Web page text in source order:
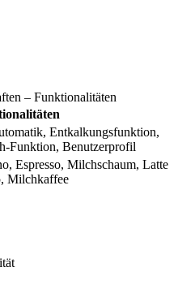
– Funktionalitäten
Entkalkungsfunktion,
Funktion, Benutzerprofil
Espresso, Milchschaum, Latte
Milchkaffee